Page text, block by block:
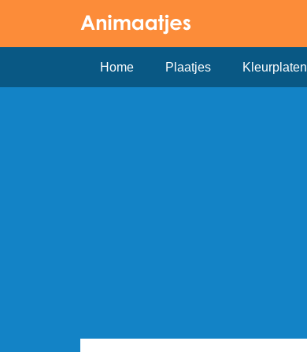
Home Plaatjes Kleurplaten